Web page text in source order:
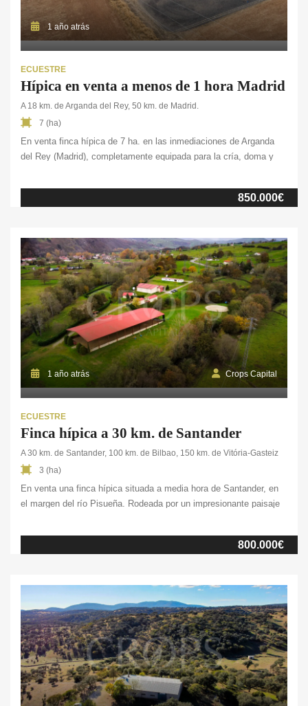
1 año atrás
ECUESTRE
Hípica en venta a menos de 1 hora Madrid
A 18 km. de Arganda del Rey, 50 km. de Madrid.
7 (ha)
En venta finca hípica de 7 ha. en las inmediaciones de Arganda
del Rey (Madrid), completamente equipada para la cría, doma y
propiedad cumple con los estándares de calidad necesarios para
albergar caballos tanto en interior como en exterior, ofreciendo un
850.000€
1 año atrás Crops Capital
ECUESTRE
Finca hípica a 30 km. de Santander
A 30 km. de Santander, 100 km. de Bilbao, 150 km. de Vitória-Gasteiz
3 (ha)
En venta una finca hípica situada a media hora de Santander, en
el margen del río Pisueña. Rodeada por un impresionante paisaje
inviernos suaves y veranos frescos, siendo la diferencia entre el
invierno y el verano de unos once grados. Dispone de buen […]
800.000€